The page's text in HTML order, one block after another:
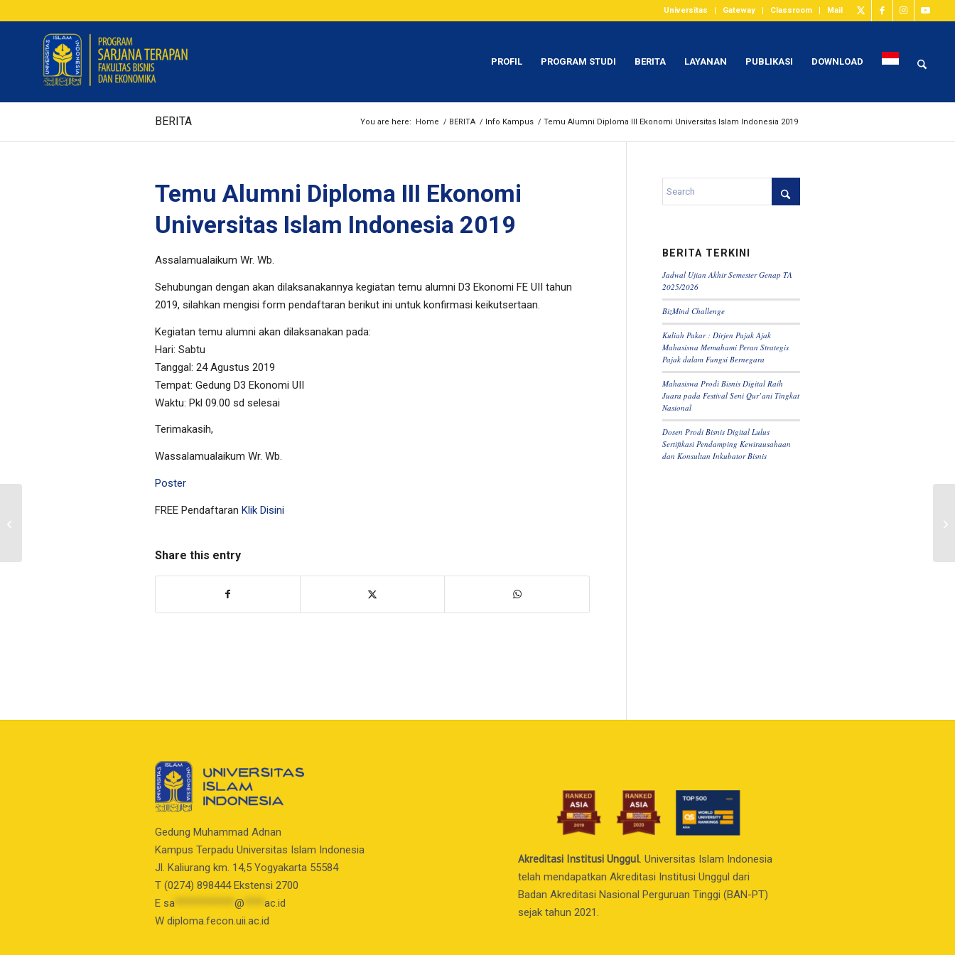
Universitas Gateway Classroom Mail
PROFIL PROGRAM STUDI BERITA LAYANAN PUBLIKASI DOWNLOAD
BERITA You are here: Home / BERITA / Info Kampus / Temu Alumni Diploma III Ekonomi Universitas Islam Indonesia 2019
Temu Alumni Diploma III Ekonomi
Universitas Islam Indonesia 2019
Assalamualaikum Wr. Wb.
Sehubungan dengan akan dilaksanakannya kegiatan temu alumni D3 Ekonomi FE UII tahun
2019, silahkan mengisi form pendaftaran berikut ini untuk konfirmasi keikutsertaan.
Kegiatan temu alumni akan dilaksanakan pada:
Hari: Sabtu
Tanggal: 24 Agustus 2019
Tempat: Gedung D3 Ekonomi UII
Waktu: Pkl 09.00 sd selesai
Terimakasih,
Wassalamualaikum Wr. Wb.
Poster
FREE Pendaftaran Klik Disini
Share this entry
BERITA TERKINI
Jadwal Ujian Akhir Semester Genap TA
2025/2026
BizMind Challenge
Kuliah Pakar : Dirjen Pajak Ajak
Mahasiswa Memahami Peran Strategis
Pajak dalam Fungsi Bernegara
Mahasiswa Prodi Bisnis Digital Raih
Juara pada Festival Seni Qur’ani Tingkat
Nasional
Dosen Prodi Bisnis Digital Lulus
Sertifikasi Pendamping Kewirausahaan
dan Konsultan Inkubator Bisnis
Gedung Muhammad Adnan
Kampus Terpadu Universitas Islam Indonesia
Jl. Kaliurang km. 14,5 Yogyakarta 55584
T (0274) 898444 Ekstensi 2700
E sa @
ac.id
W diploma.fecon.uii.ac.id
Akreditasi Institusi Unggul. Universitas Islam Indonesia
telah mendapatkan Akreditasi Institusi Unggul dari
Badan Akreditasi Nasional Perguruan Tinggi (BAN-PT)
sejak tahun 2021.
Pengumuman Remediasi Semester